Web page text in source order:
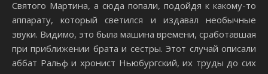
Святого Мартина, а сюда попали, подойдя к какому-то
аппарату, который светился и издавал необычные
звуки. Видимо, это была машина времени, сработавшая
при приближении брата и сестры. Этот случай описали
аббат Ральф и хронист Ньюбургский, их труды до сих